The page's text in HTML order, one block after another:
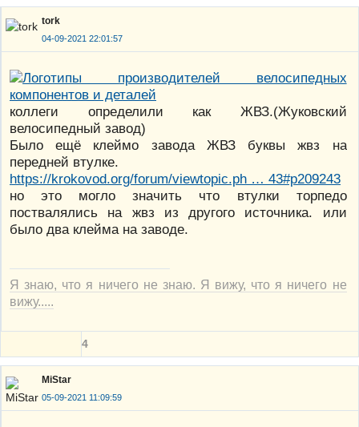
tork
04-09-2021 22:01:57
коллеги определили как ЖВЗ.(Жуковский
велосипедный завод)
Было ещё клеймо завода ЖВЗ буквы жвз на
передней втулке.
https://krokovod.org/forum/viewtopic.ph … 43#p209243
но это могло значить что втулки торпедо
поствалялись на жвз из другого источника. или
было два клейма на заводе.
Я знаю, что я ничего не знаю. Я вижу, что я ничего не
вижу.....
4
MiStar
05-09-2021 11:09:59